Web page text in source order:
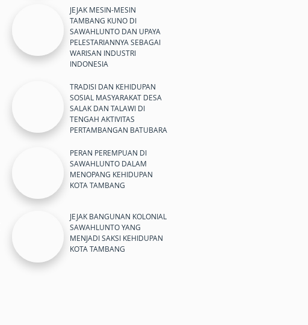
JEJAK MESIN-MESIN
TAMBANG KUNO DI
SAWAHLUNTO DAN UPAYA
PELESTARIANNYA SEBAGAI
WARISAN INDUSTRI
INDONESIA
TRADISI DAN KEHIDUPAN
SOSIAL MASYARAKAT DESA
SALAK DAN TALAWI DI
TENGAH AKTIVITAS
PERTAMBANGAN BATUBARA
PERAN PEREMPUAN DI
SAWAHLUNTO DALAM
MENOPANG KEHIDUPAN
KOTA TAMBANG
JEJAK BANGUNAN KOLONIAL
SAWAHLUNTO YANG
MENJADI SAKSI KEHIDUPAN
KOTA TAMBANG